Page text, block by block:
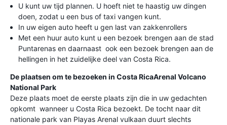
U kunt uw tijd plannen. U hoeft niet te haastig uw dingen
doen, zodat u een bus of taxi vangen kunt.
In uw eigen auto heeft u gen last van zakkenrollers
Met een huur auto kunt u een bezoek brengen aan de stad
Puntarenas en daarnaast ook een bezoek brengen aan de
hellingen in het zuidelijke deel van Costa Rica.
De plaatsen om te bezoeken in Costa RicaArenal Volcano
National Park
Deze plaats moet de eerste plaats zijn die in uw gedachten
opkomt wanneer u Costa Rica bezoekt. De tocht naar dit
nationale park van Playas Arenal vulkaan duurt slechts